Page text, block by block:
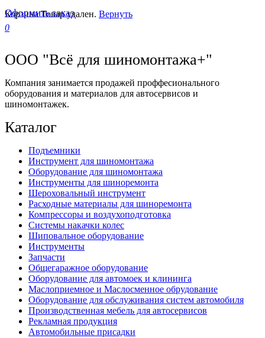
Корзина Товар удален. Вернуть
0
Оформить заказ
ООО "Всё для шиномонтажа+"
Компания занимается продажей проффесионального
оборудования и материалов для автосервисов и
шиномонтажек.
Каталог
Подъемники
Инструмент для шиномонтажа
Оборудование для шиномонтажа
Инструменты для шиноремонта
Шероховальный инструмент
Расходные материалы для шиноремонта
Компрессоры и воздухоподготовка
Системы накачки колес
Шиповальное оборудование
Инструменты
Запчасти
Общегаражное оборудование
Оборудование для автомоек и клининга
Маслоприемное и Маслосменное обрудование
Оборудование для обслуживания систем автомобиля
Производственная мебель для автосервисов
Рекламная продукция
Автомобильные присадки